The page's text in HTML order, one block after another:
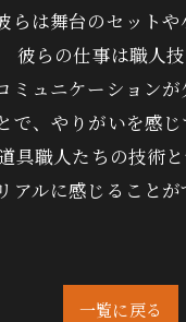
は舞台のセット
らの仕事は職人
ュニケーション
、やりがいを感
具職人たちの技
ルに感じること
一覧に戻る